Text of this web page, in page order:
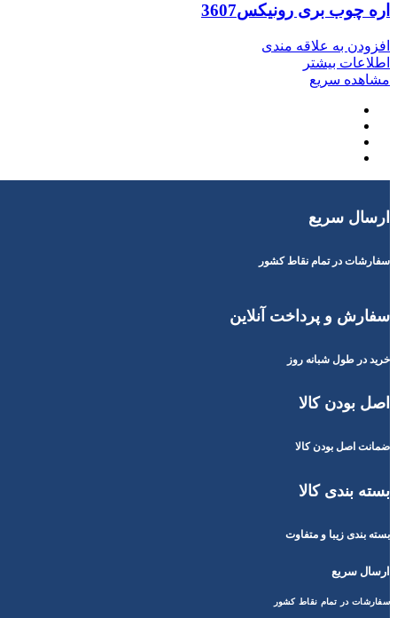
اره چوب بری رونیکس3607
افزودن به علاقه مندی
اطلاعات بیشتر
مشاهده سریع
ارسال سریع
سفارشات در تمام نقاط کشور
سفارش و پرداخت آنلاین
خرید در طول شبانه روز
اصل بودن کالا
ضمانت اصل بودن کالا
بسته بندی کالا
بسته بندی زیبا و متفاوت
ارسال سریع
سفارشات در تمام نقاط کشور